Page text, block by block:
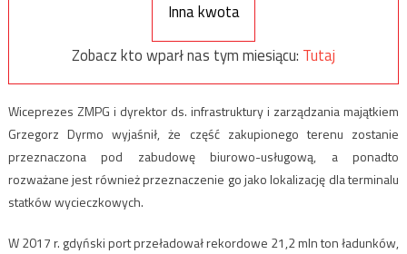
Inna kwota
Zobacz kto wparł nas tym miesiącu: Tutaj
Wiceprezes ZMPG i dyrektor ds. infrastruktury i zarządzania majątkiem
Grzegorz Dyrmo wyjaśnił, że część zakupionego terenu zostanie
przeznaczona pod zabudowę biurowo-usługową, a ponadto
rozważane jest również przeznaczenie go jako lokalizację dla terminalu
statków wycieczkowych.
W 2017 r. gdyński port przeładował rekordowe 21,2 mln ton ładunków,